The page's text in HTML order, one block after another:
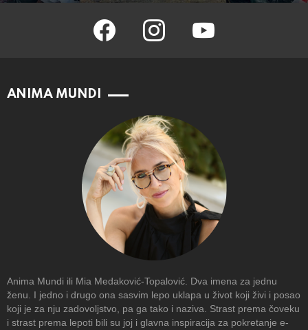
facebook instagram youtube
ANIMA MUNDI
Anima Mundi ili Mia Medaković-Topalović. Dva imena za jednu
ženu. I jedno i drugo ona sasvim lepo uklapa u život koji živi i posao
koji je za nju zadovoljstvo, pa ga tako i naziva. Strast prema čoveku
i strast prema lepoti bili su joj i glavna inspiracija za pokretanje e-